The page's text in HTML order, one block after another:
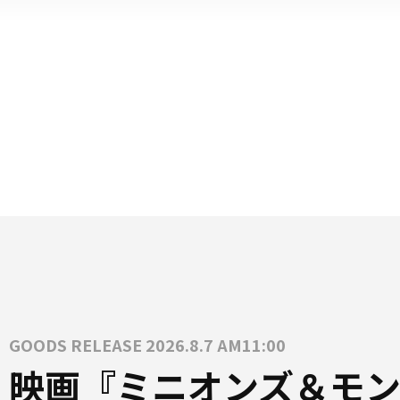
GOODS RELEASE 2026.8.7 AM11:00
映画『ミニオンズ＆モン